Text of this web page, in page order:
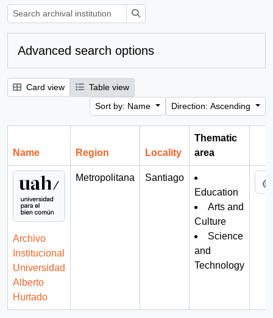
Advanced search options
Card view
Table view
Sort by: Name
Direction: Ascending
Name Region Locality
Thematic
area
Archivo
Institucional
Universidad
Alberto
Hurtado
Metropolitana
Santiago
Education
Arts and
Culture
Science
and
Technology